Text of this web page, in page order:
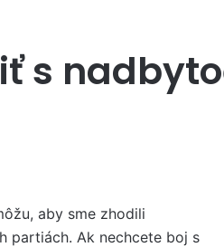
s
aby sme zhodili
partiách. Ak nechcete boj s